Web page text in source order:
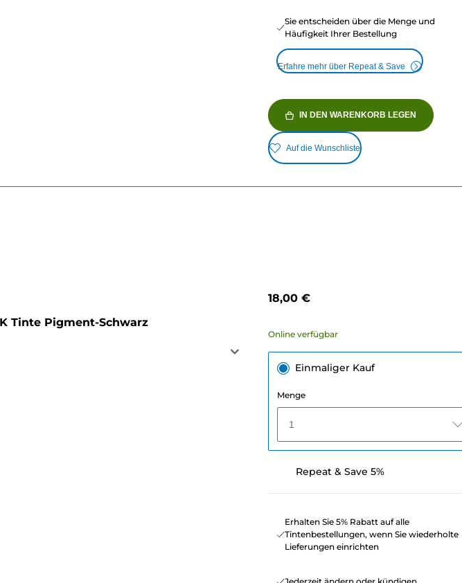
Sie entscheiden über die Menge und
Häufigkeit Ihrer Bestellung
Erfahre mehr über Repeat & Save
IN DEN WARENKORB LEGEN
Auf die Wunschliste
Tinte Pigment-Schwarz
18,00 €
Online verfügbar
Einmaliger Kauf
Menge
1
Repeat & Save 5%
Erhalten Sie 5% Rabatt auf alle
Tintenbestellungen, wenn Sie wiederholte
Lieferungen einrichten